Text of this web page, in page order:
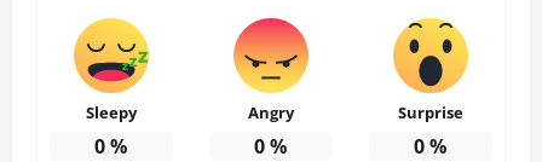
Sleepy
0%
Angry
0%
Surprise
0%